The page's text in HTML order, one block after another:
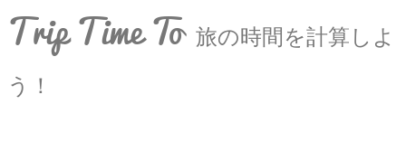
Trip Time To 旅の時間を計算しよ
う！